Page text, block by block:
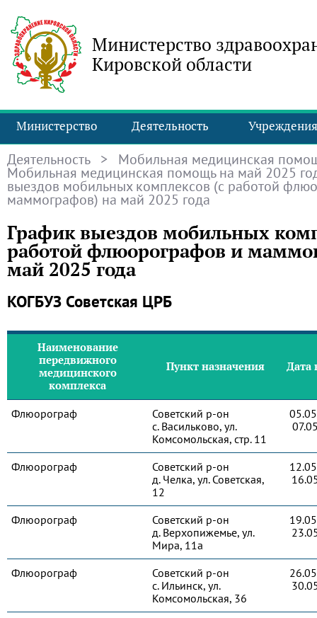
Министерство
Кировской области
Министерство Деятельность Учреждения
Деятельность > Мобильная медицинская
Мобильная медицинская помощь на май 2025
выездов мобильных комплексов (с работой
маммографов) на май 2025 года
График выездов мобильных
работой флюорографов и
май 2025 года
КОГБУЗ Советская ЦРБ
Наименование
передвижного
медицинского
комплекса
Пункт назначения Дата
Флюорограф
Советский р-он
с. Васильково, ул.
Комсомольская, стр. 11
Флюорограф
Советский р-он
д. Челка, ул. Советская,
12
Флюорограф
Советский р-он
д. Верхопижемье, ул.
Мира, 11а
Флюорограф
Советский р-он
с. Ильинск, ул.
Комсомольская, 36